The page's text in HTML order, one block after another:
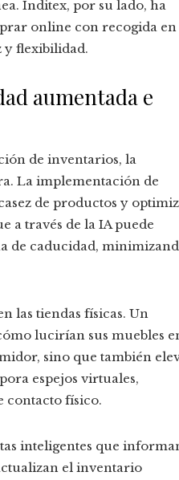
Inditex, por su lado, ha
online con recogida en
y flexibilidad.
aumentada e
de inventarios, la
La implementación de
de productos y
a través de la IA puede
de caducidad,
las tiendas físicas. Un
lucirían sus muebles
sino que también
espejos virtuales,
contacto físico.
inteligentes que
el inventario